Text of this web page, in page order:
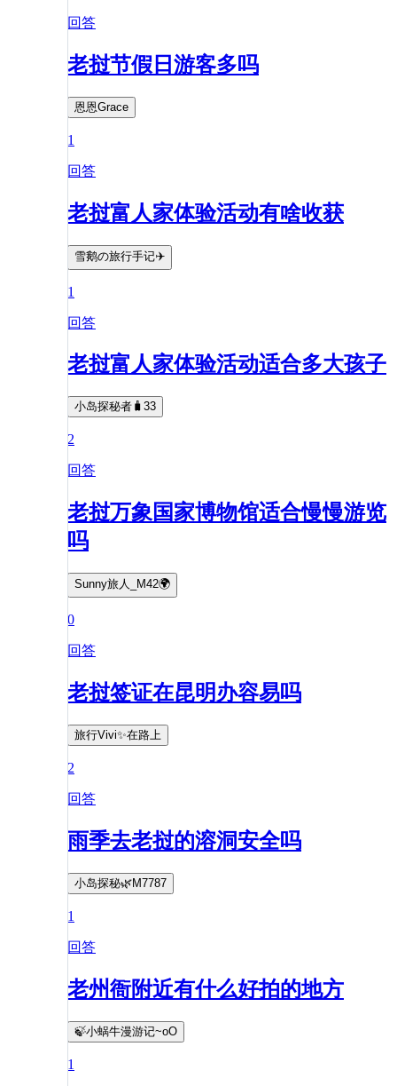
回答
老挝节假日游客多吗
恩恩Grace
1
回答
老挝富人家体验活动有啥收获
雪鹅の旅行手记✈️
1
回答
老挝富人家体验活动适合多大孩子
小岛探秘者🧳33
2
回答
老挝万象国家博物馆适合慢慢游览
吗
Sunny旅人_M42🌍
0
回答
老挝签证在昆明办容易吗
旅行Vivi✨在路上
2
回答
雨季去老挝的溶洞安全吗
小岛探秘🌿M7787
1
回答
老州衙附近有什么好拍的地方
🍃小蜗牛漫游记~oO
1